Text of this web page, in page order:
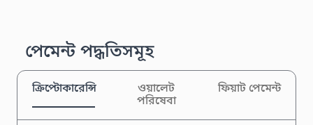
পেমেন্ট পদ্ধতিসমূহ
ক্রিপ্টোকারেন্সি
ওয়ালেট
পরিষেবা
ফিয়াট পেমেন্ট